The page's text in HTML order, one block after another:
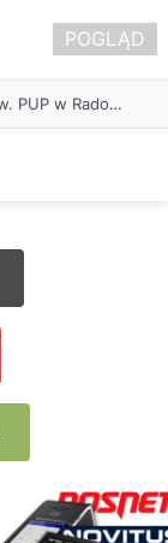
Około 90 tys. zł na szkolenia pracowników. PUP w Radomsku ogłasza nabór wniosków
POGLĄD